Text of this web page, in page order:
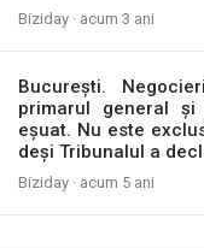
Biziday · acum 3 ani
București.
primarul general și
eșuat. Nu este
deși Tribunalul a
Biziday · acum 5 ani